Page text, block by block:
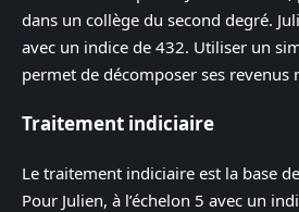
dans un collège du second degré.
avec un indice de 432. Utiliser un
permet de décomposer ses revenus
Traitement indiciaire
Le traitement indiciaire est la base
Pour Julien, à l’échelon 5 avec un